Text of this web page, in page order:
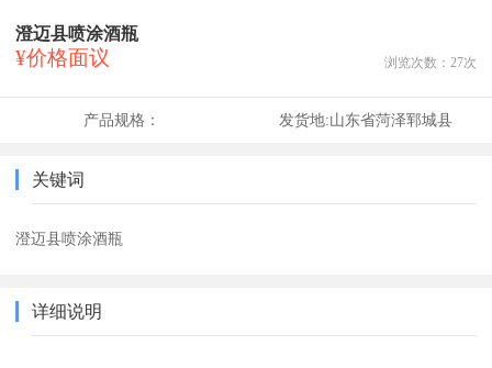
澄迈县喷涂酒瓶
¥价格面议 浏览次数： 27次
产品规格： 发货地:山东省菏泽郓城县
关键词
澄迈县喷涂酒瓶
详细说明